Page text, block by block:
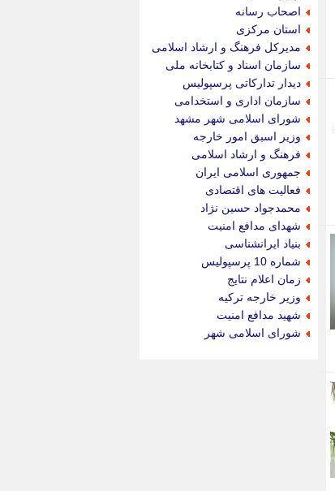
اصحاب رسانه
استان مرکزی
مدیرکل فرهنگ و ارشاد اسلامی
سازمان اسناد و کتابخانه ملی
دیدار تدارکاتی پرسپولیس
سازمان اداری و استخدامی
شورای اسلامی شهر مشهد
وزیر اسبق امور خارجه
فرهنگ و ارشاد اسلامی
جمهوری اسلامی ایران
فعالیت های اقتصادی
محمدجواد حسین نژاد
شهدای مدافع امنیت
بنیاد ایرانشناسی
شماره 10 پرسپولیس
زمان اعلام نتایج
وزیر خارجه ترکیه
شهید مدافع امنیت
شورای اسلامی شهر